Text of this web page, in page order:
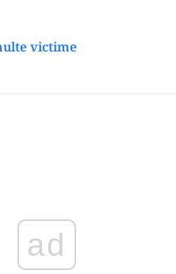
victime